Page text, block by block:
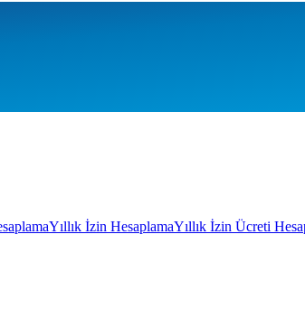
Yıllık İzin HesaplamaYıllık İzin Ücreti